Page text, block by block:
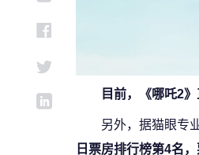
目前，《哪吒2
另外，据猫眼专
日票房排行榜第4名，